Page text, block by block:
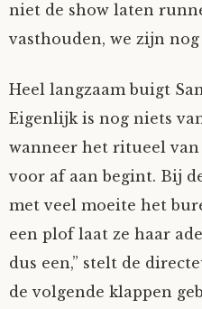
niet de show laten
vasthouden, we zijn nog
Heel langzaam buigt
Eigenlijk is nog niets
wanneer het ritueel van
voor af aan begint. Bij
met veel moeite het
een plof laat ze haar
dus een,” stelt de
de volgende klappen